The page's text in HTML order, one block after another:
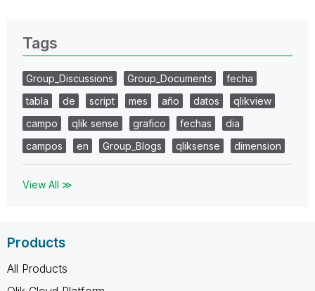
Tags
Group_Discussions Group_Documents
fecha
tabla
de script mes año datos
qlikview
campo
qlik sense grafico fechas
dia
campos
en Group_Blogs qliksense dimension
View All ≫
Products
All Products